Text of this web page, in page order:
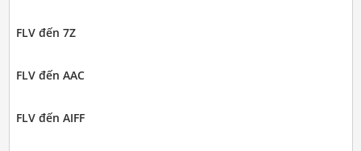
FLV đến 7Z
FLV đến AAC
FLV đến AIFF